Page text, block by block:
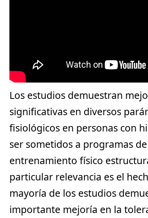
Los estudios demuestran
significativas en diversos
fisiológicos en personas con
ser sometidos a programas de
entrenamiento físico
particular relevancia es el
mayoría de los estudios
importante mejoría en la